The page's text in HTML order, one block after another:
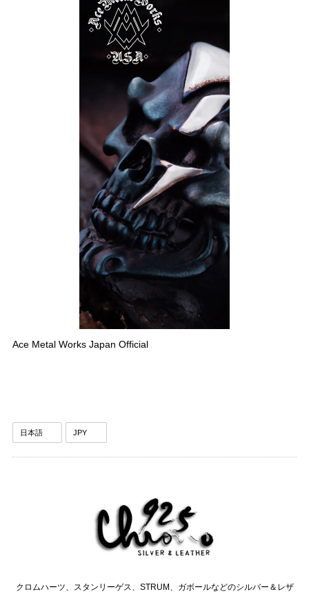
Ace Metal Works Japan Official
クロムハーツ、スタンリーゲス、STRUM、ガボールなどのシルバー＆レザ